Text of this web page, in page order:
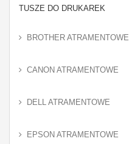
TUSZE DO DRUKAREK
BROTHER ATRAMENTOWE
CANON ATRAMENTOWE
DELL ATRAMENTOWE
EPSON ATRAMENTOWE